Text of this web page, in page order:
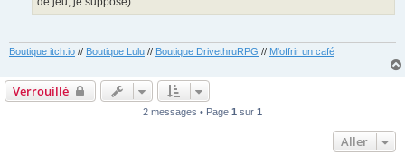
Boutique itch.io // Boutique Lulu // Boutique DrivethruRPG // M'offrir un café
Verrouillé
2 messages • Page 1 sur 1
Aller